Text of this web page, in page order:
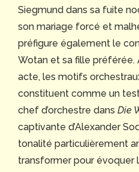
Siegmund dans sa fuite
son mariage forcé et
préfigure également le
Wotan et sa fille préférée.
acte, les motifs
constituent comme un
chef d’orchestre dans Die
captivante d’Alexander
tonalité particulièrement
transformer pour évoquer